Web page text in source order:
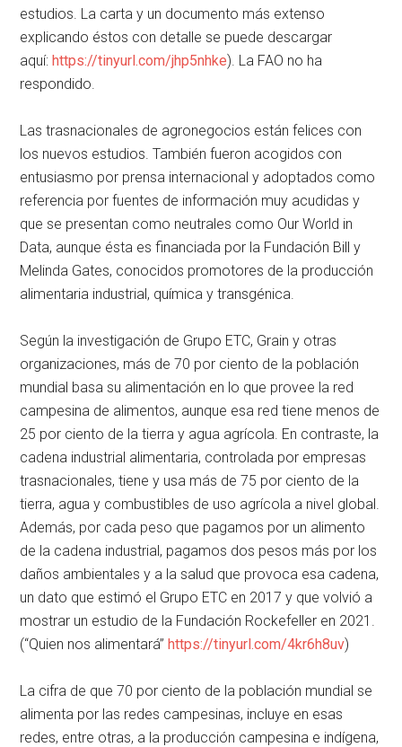
estudios. La carta y un documento más extenso
explicando éstos con detalle se puede descargar
aquí:https://tinyurl.com/jhp5nhke). La FAO no ha
respondido.
Las trasnacionales de agronegocios están felices con
los nuevos estudios. También fueron acogidos con
entusiasmo por prensa internacional y adoptados como
referencia por fuentes de información muy acudidas y
que se presentan como neutrales como Our World in
Data, aunque ésta es financiada por la Fundación Bill y
Melinda Gates, conocidos promotores de la producción
alimentaria industrial, química y transgénica.
Según la investigación de Grupo ETC, Grain y otras
organizaciones, más de 70 por ciento de la población
mundial basa su alimentación en lo que provee la red
campesina de alimentos, aunque esa red tiene menos de
25 por ciento de la tierra y agua agrícola. En contraste, la
cadena industrial alimentaria, controlada por empresas
trasnacionales, tiene y usa más de 75 por ciento de la
tierra, agua y combustibles de uso agrícola a nivel global.
Además, por cada peso que pagamos por un alimento
de la cadena industrial, pagamos dos pesos más por los
daños ambientales y a la salud que provoca esa cadena,
un dato que estimó el Grupo ETC en 2017 y que volvió a
mostrar un estudio de la Fundación Rockefeller en 2021.
( Quien nos alimentará https://tinyurl.com/4kr6h8uv)
La cifra de que 70 por ciento de la población mundial se
alimenta por las redes campesinas, incluye en esas
redes, entre otras, a la producción campesina e indígena,